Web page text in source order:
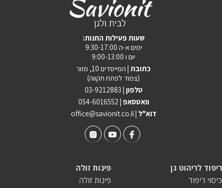
:שעות פעילות החנות
ימים א-ה 9:30-17:00
יום ו 9:00-13:00
כתובת | המייסדים 10, מזור
(צמוד לפתח תקווה)
טלפון | 03-9212883
וואטסאפ | 054-6016552
office@savionit.co.il | דוא"ל
פינות זולה
פינות זולה
ריפוד לריהוט גן
כיסוי ריפוד